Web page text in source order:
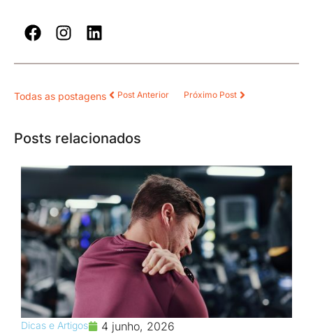
Todas as postagens Post Anterior Próximo Post
Posts relacionados
Dicas e Artigos 4 junho, 2026